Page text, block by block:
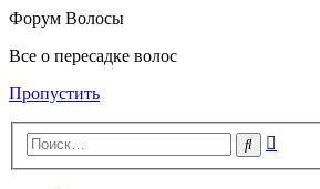
Форум Волосы
Все о пересадке волос
Пропустить
Поиск